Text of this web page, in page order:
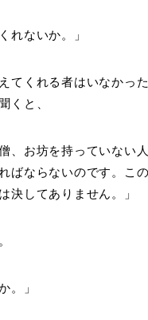
れないか。」
てくれる者はいなかっ
くと、
、お坊を持っていない
ばならないのです。こ
決してありません。」
。」